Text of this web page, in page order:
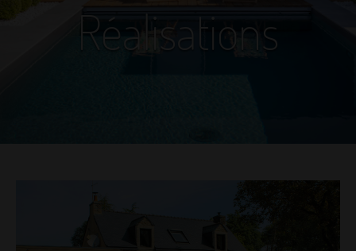
Réalisations